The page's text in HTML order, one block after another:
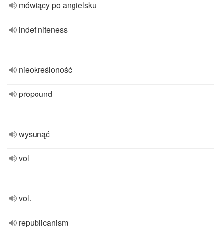
mówiący po angielsku
indefiniteness
nieokreśloność
propound
wysunąć
vol
vol.
republicanism